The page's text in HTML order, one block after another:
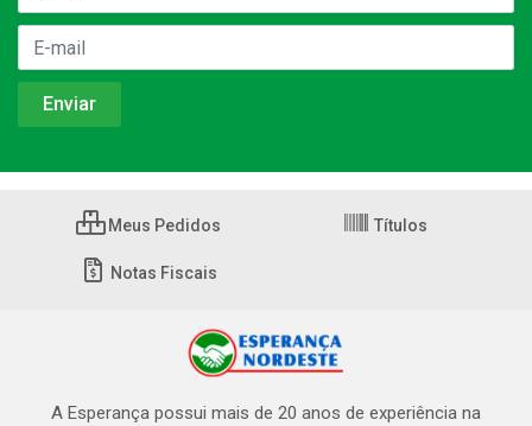
Meus Pedidos Títulos
Notas Fiscais
A Esperança possui mais de 20 anos de experiência na